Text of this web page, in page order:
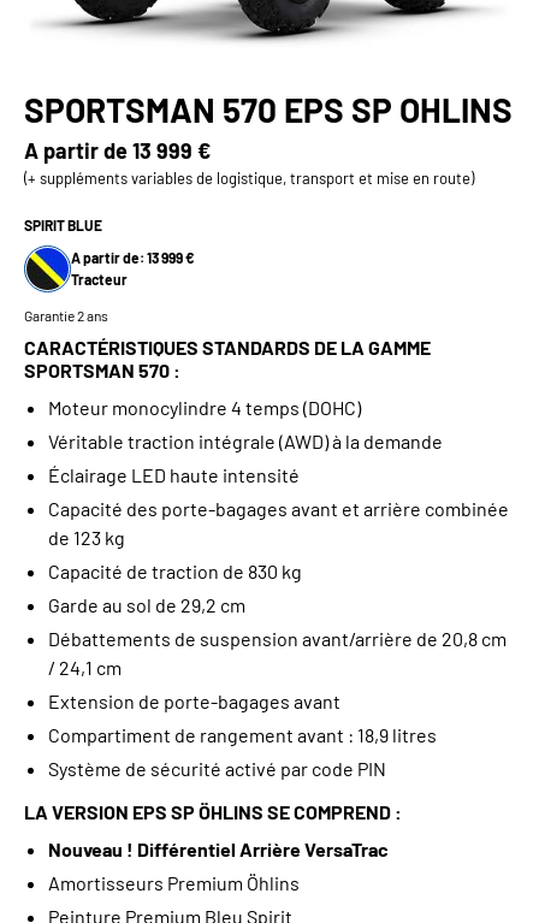
SPORTSMAN 570 EPS SP OHLINS
A partir de13 999 €
(+ suppléments variables de logistique, transport et mise en route)
SPIRIT BLUE
A partir de: 13 999 €
Tracteur
Garantie 2 ans
CARACTÉRISTIQUES STANDARDS DE LA GAMME
SPORTSMAN 570 :
Moteur monocylindre 4 temps (DOHC)
Véritable traction intégrale (AWD) à la demande
Éclairage LED haute intensité
Capacité des porte-bagages avant et arrière combinée
de 123 kg
Capacité de traction de 830 kg
Garde au sol de 29,2 cm
Débattements de suspension avant/arrière de 20,8 cm
/ 24,1 cm
Extension de porte-bagages avant
Compartiment de rangement avant : 18,9 litres
Système de sécurité activé par code PIN
LA VERSION EPS SP ÖHLINS SE COMPREND :
Nouveau ! Différentiel Arrière VersaTrac
Amortisseurs Premium Öhlins
Peinture Premium Bleu Spirit